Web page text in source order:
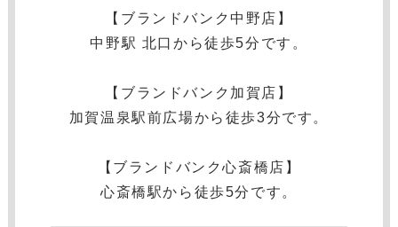
【ブランドバンク中野店】
中野駅 北口から徒歩5分です。
【ブランドバンク加賀店】
加賀温泉駅前広場から徒歩3分です。
【ブランドバンク心斎橋店】
心斎橋駅から徒歩5分です。